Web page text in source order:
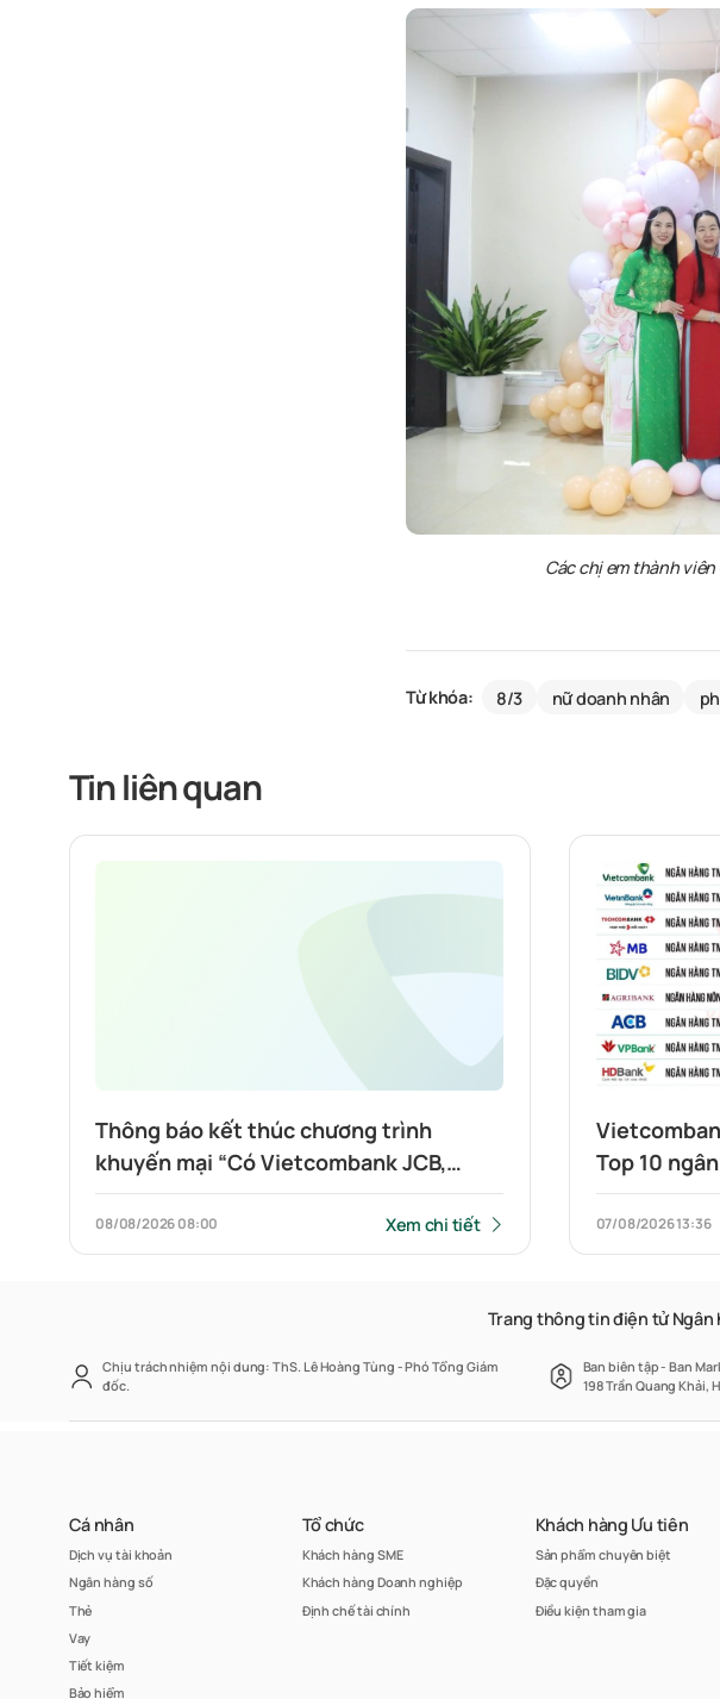
Cácchị em thành viên
Từ khóa: 8/3 nữ doanh nhân
Tin liên quan
Thông báo kết thúc chương trình
khuyến mại “Có Vietcombank JCB,
Highlands nửa giá”
08/08/202608:00 Xem chi tiết
Top 10
07/08/202613:36
Trang thông tin điện tử Ngân
Chịu trách nhiệm nội dung: ThS. Lê Hoàng Tùng - Phó Tổng Giám
đốc.
Ban biên tập - Ban
198 Trần Quang Khải,
Cá nhân
Dịch vụ tài khoản
Ngân hàng số
Thẻ
Vay
Tiết kiệm
Bảo hiểm
Tổ chức
Khách hàng SME
Khách hàng Doanh nghiệp
Định chế tài chính
Khách hàng Ưu tiên
Sản phẩm chuyên biệt
Đặc quyền
Điều kiện tham gia